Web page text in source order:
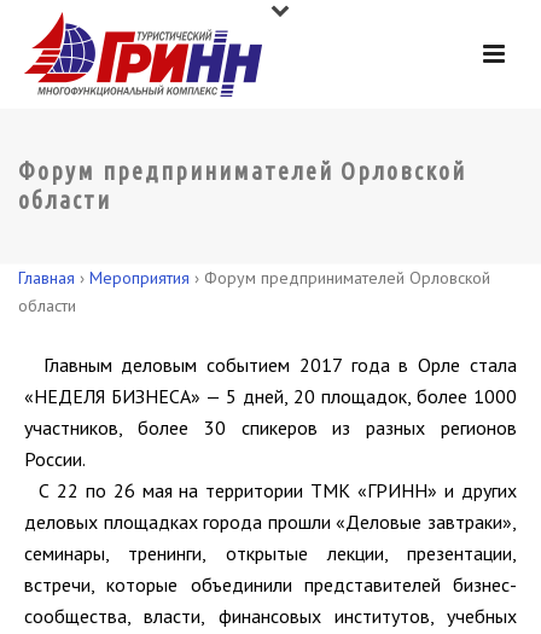
Форум предпринимателей Орловской
области
Главная › Мероприятия › Форум предпринимателей Орловской
области
Главным деловым событием 2017 года в Орле стала
«НЕДЕЛЯ БИЗНЕСА» — 5 дней, 20 площадок, более 1000
участников, более 30 спикеров из разных регионов
России.
С 22 по 26 мая на территории ТМК «ГРИНН» и других
деловых площадках города прошли «Деловые завтраки»,
семинары, тренинги, открытые лекции, презентации,
встречи, которые объединили представителей бизнес-
сообщества, власти, финансовых институтов, учебных